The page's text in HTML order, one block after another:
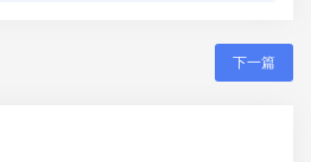
下一篇